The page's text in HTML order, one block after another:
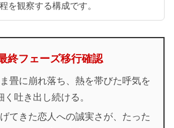
を観察する構成です。
終フェーズ移行確認
畳に崩れ落ち、熱を帯びた呼気を
く吐き出し続ける。
てきた恋人への誠実さが、たった